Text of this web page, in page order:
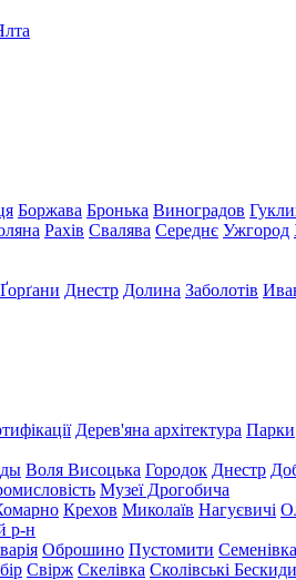
Боржава Бронька Виноградов
Рахів Свалява Середнє Ужгород
Ґорґани Днестр Долина Заболотів
Дерев'яна архітектура Парки
Воля Висоцька Городок Днестр
Музеї Дрогобича
Крехов Миколаїв Нагуєвичі
р-н
Оброшино Пустомити Семенівка
Свірж Скелівка Сколівські Бескиди